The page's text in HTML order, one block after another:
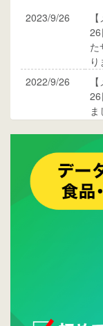
2023/9/26
26
た
り
2022/9/26
26
2015/10/19
プ
2015/09/28
ウ